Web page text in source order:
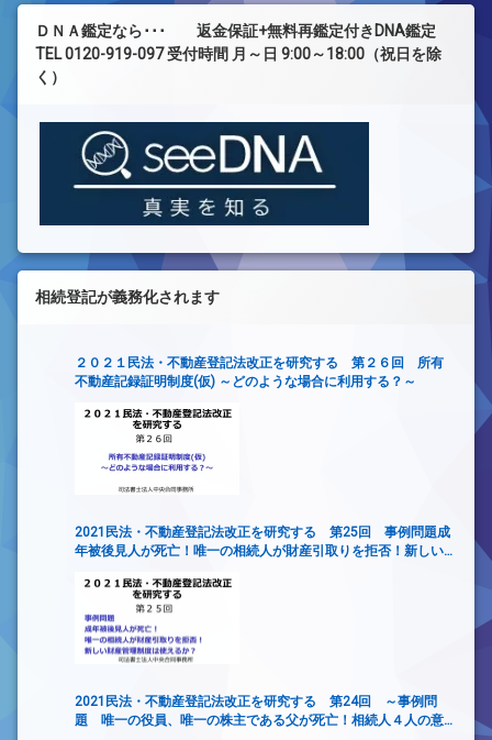
ＤＮＡ鑑定なら･･･ 返金保証+無料再鑑定付きDNA鑑定
TEL 0120-919-097 受付時間 月～日 9:00～18:00（祝日を除
く）
相続登記が義務化されます
２０２１民法・不動産登記法改正を研究する 第２６回 所有
不動産記録証明制度(仮) ～どのような場合に利用する？～
2021民法・不動産登記法改正を研究する 第25回 事例問題成
年被後見人が死亡！唯一の相続人が財産引取りを拒否！新しい
2021民法・不動産登記法改正を研究する 第24回 ～事例問
題 唯一の役員、唯一の株主である父が死亡！相続人４人の意